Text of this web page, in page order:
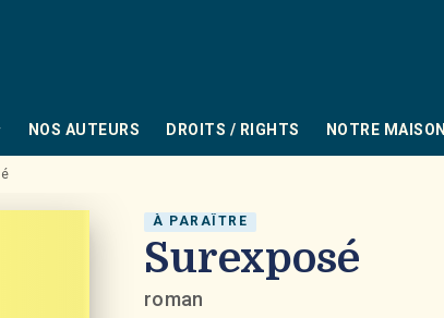
NOS AUTEURS DROITS / RIGHTS NOTRE MAISON
À PARAÎTRE
Surexposé
roman